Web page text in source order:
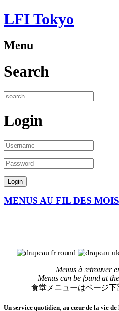
LFI Tokyo
Menu
Search
Login
MENUS AU FIL DES MOIS
Menus à retrouver
Menus can be found at
食堂メニューはページ下
Un service quotidien, au cœur de la vie de